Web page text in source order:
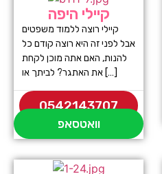
קיילי היפה
קיילי רוצה ללמוד משפטים
אבל לפני זה היא רוצה קודם כל
להנות, האם אתה מוכן לקחת
את האתגר? לביתך או […]
0542143707
וואטסאפ